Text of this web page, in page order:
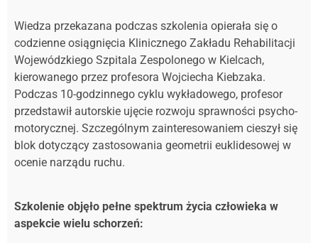
Wiedza przekazana podczas szkolenia opierała się o
codzienne osiągnięcia Klinicznego Zakładu Rehabilitacji
Wojewódzkiego Szpitala Zespolonego w Kielcach,
kierowanego przez profesora Wojciecha Kiebzaka.
Podczas 10-godzinnego cyklu wykładowego, profesor
przedstawił autorskie ujęcie rozwoju sprawności psycho-
motorycznej. Szczególnym zainteresowaniem cieszył się
blok dotyczący zastosowania geometrii euklidesowej w
ocenie narządu ruchu.
Szkolenie objęło pełne spektrum życia człowieka w
aspekcie wielu schorzeń: